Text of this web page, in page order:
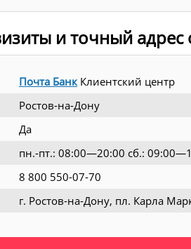
и точный адрес
Почта Банк Клиентский центр
Ростов-на-Дону
Да
пн.-пт.: 08:00—20:00 сб.:
8 800 550-07-70
г. Ростов-на-Дону, пл. Карла